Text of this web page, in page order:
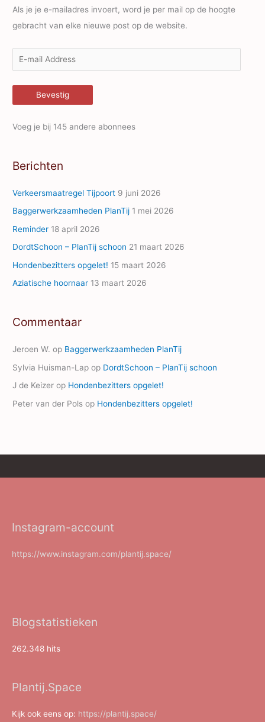
Als je je e-mailadres invoert, word je per mail op de hoogte
gebracht van elke nieuwe post op de website.
-
m
a
d
r
e
s
s
Bevestig
Voeg je bij 145 andere abonnees
Berichten
Verkeersmaatregel Tijpoort 9 juni 2026
Baggerwerkzaamheden PlanTij 1 mei 2026
Reminder 18 april 2026
DordtSchoon – PlanTij schoon 21 maart 2026
Hondenbezitters opgelet! 15 maart 2026
Aziatische hoornaar 13 maart 2026
Commentaar
Jeroen W. op Baggerwerkzaamheden PlanTij
Sylvia Huisman-Lap op DordtSchoon – PlanTij schoon
J de Keizer op Hondenbezitters opgelet!
Peter van der Pols op Hondenbezitters opgelet!
Instagram-account
https://www.instagram.com/plantij.space/
Blogstatistieken
262.348 hits
Plantij.Space
Kijk ook eens op: https://plantij.space/